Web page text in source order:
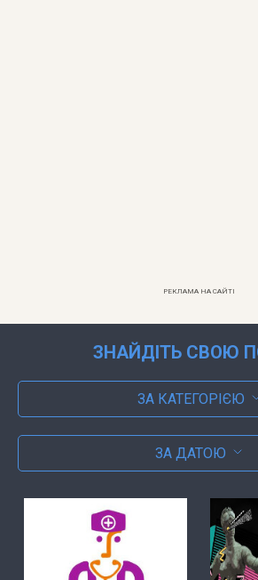
РЕКЛАМА НА САЙТІ
ЗНАЙДІТЬ СВОЮ
ЗА КАТЕГОРІЄЮ
ЗА ДАТОЮ